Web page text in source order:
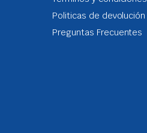
Politicas de devolución
Preguntas Frecuentes